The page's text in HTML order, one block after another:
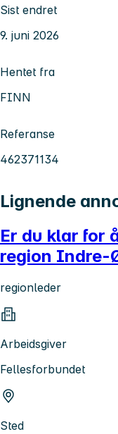
Sist endret
9. juni 2026
Hentet fra
FINN
Referanse
462371134
Lignende
Er du klar for
region Indre-
regionleder
Arbeidsgiver
Fellesforbundet
Sted